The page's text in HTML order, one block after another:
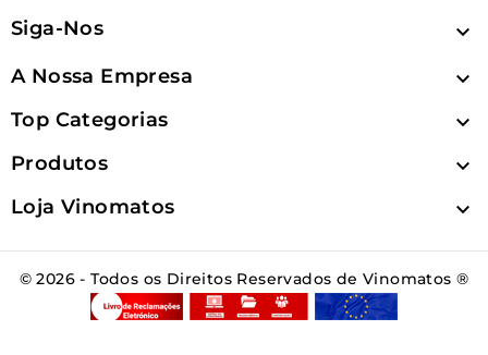
Siga-Nos 
A Nossa Empresa 
Top Categorias 
Produtos 
Loja Vinomatos 
© 2026 - Todos os Direitos Reservados de Vinomatos ®